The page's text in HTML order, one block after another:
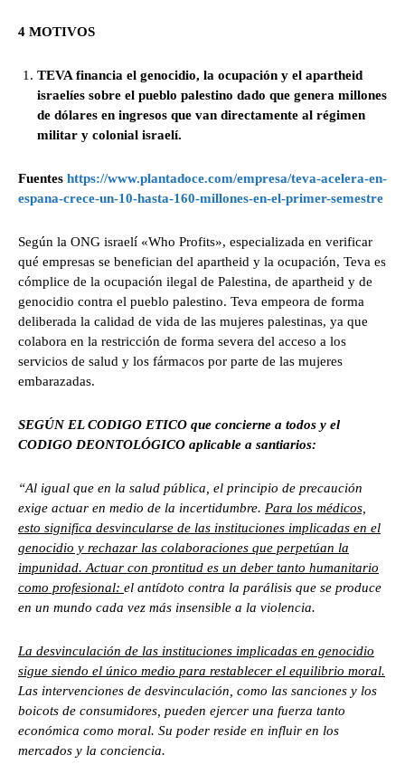
4 MOTIVOS
TEVA financia el genocidio, la ocupación y el apartheid
israelíes sobre el pueblo palestino dado que genera millones
de dólares en ingresos que van directamente al régimen
militar y colonial israelí.
Fuentes https://www.plantadoce.com/empresa/teva-acelera-en-
espana-crece-un-10-hasta-160-millones-en-el-primer-semestre
Según la ONG israelí «Who Profits», especializada en verificar
qué empresas se benefician del apartheid y la ocupación, Teva es
cómplice de la ocupación ilegal de Palestina, de apartheid y de
genocidio contra el pueblo palestino. Teva empeora de forma
deliberada la calidad de vida de las mujeres palestinas, ya que
colabora en la restricción de forma severa del acceso a los
servicios de salud y los fármacos por parte de las mujeres
embarazadas.
SEGÚN EL CODIGO ETICO que concierne a todos y el
CODIGO DEONTOLÓGICO aplicable a santiarios:
“Al igual que en la salud pública, el principio de precaución
exige actuar en medio de la incertidumbre. Para los médicos,
esto significa desvincularse de las instituciones implicadas en el
genocidio y rechazar las colaboraciones que perpetúan la
impunidad. Actuar con prontitud es un deber tanto humanitario
como profesional: el antídoto contra la parálisis que se produce
en un mundo cada vez más insensible a la violencia.
La desvinculación de las instituciones implicadas en genocidio
sigue siendo el único medio para restablecer el equilibrio moral.
Las intervenciones de desvinculación, como las sanciones y los
boicots de consumidores, pueden ejercer una fuerza tanto
económica como moral. Su poder reside en influir en los
mercados y la conciencia.